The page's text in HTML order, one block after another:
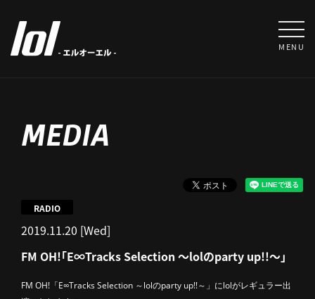
MENU
MEDIA
2019.11.20 [Wed]
RADIO
FM OH!「E∞Tracks Selection ～lolのparty up!!～」
FM OH!「E∞Tracks Selection ～lolのparty up!!～」にlolがレギュラー出